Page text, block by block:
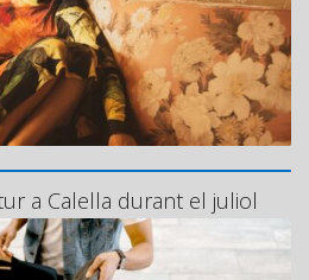
a Calella durant el juliol